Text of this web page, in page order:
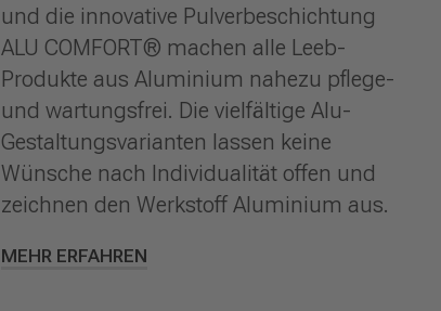
und die innovative Pulverbeschichtung
ALU COMFORT® machen alle Leeb-
Produkte aus Aluminium nahezu pflege-
und wartungsfrei. Die vielfältige Alu-
Gestaltungsvarianten lassen keine
Wünsche nach Individualität offen und
zeichnen den Werkstoff Aluminium aus.
MEHR ERFAHREN